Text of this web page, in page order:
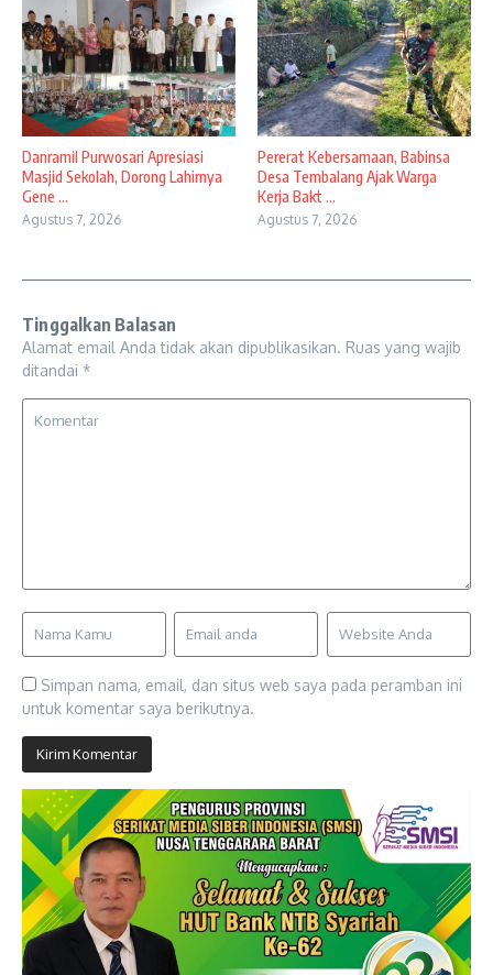
Danramil Purwosari Apresiasi
Masjid Sekolah, Dorong Lahirnya
Gene ...
Agustus 7, 2026
Pererat Kebersamaan, Babinsa
Desa Tembalang Ajak Warga
Kerja Bakt ...
Agustus 7, 2026
Tinggalkan Balasan
Alamat email Anda tidak akan dipublikasikan. Ruas yang wajib
ditandai *
Simpan nama, email, dan situs web saya pada peramban ini
untuk komentar saya berikutnya.